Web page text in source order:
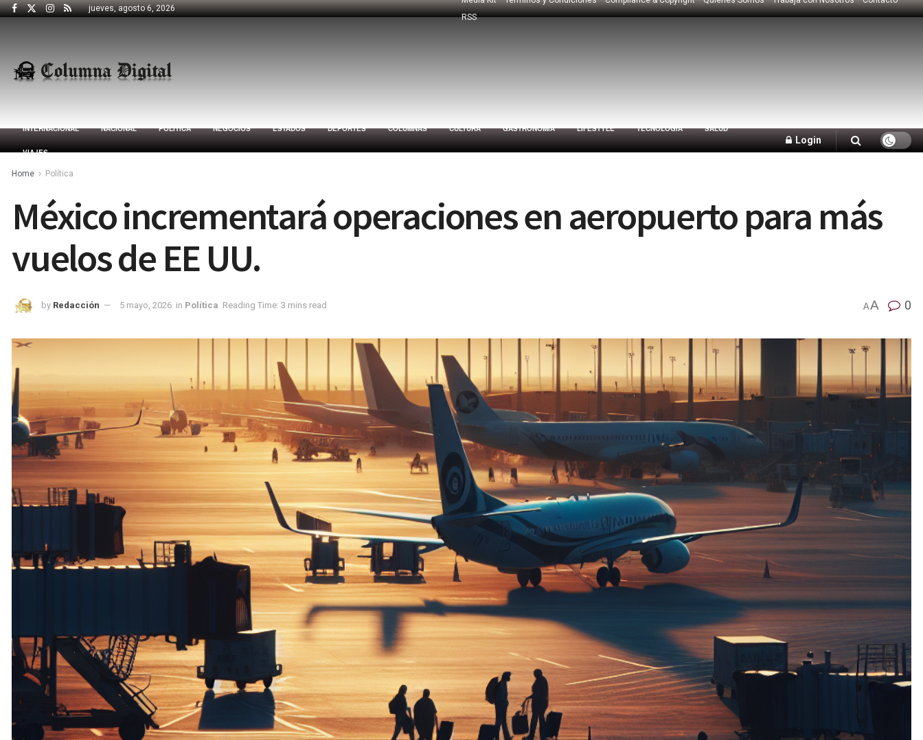
jueves, agosto 6, 2026
RSS
INTERNACIONAL NACIONAL POLÍTICA NEGOCIOS ESTADOS DEPORTES COLUMNAS CULTURA GASTRONOMÍA LIFESTYLE TECNOLOGÍA SALUD
VIAJES
Login
Home Política
México incrementará operaciones en aeropuerto para más
vuelos de EE UU.
by Redacción 5 mayo, 2026 in Política Reading Time: 3 mins read AA 0